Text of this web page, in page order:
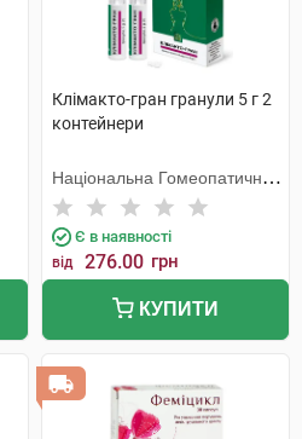
Клімакто-гран гранули 5 г 2
контейнери
Національна Гомеопатична
Спілка
Є в наявності
від 276.00 грн
КУПИТИ